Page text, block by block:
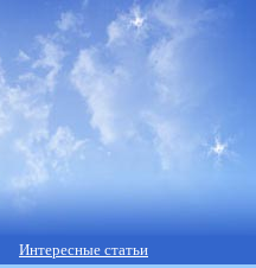
Интересные статьи